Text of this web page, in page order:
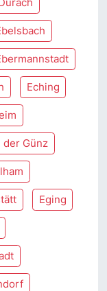
Eching
der Günz
Eging